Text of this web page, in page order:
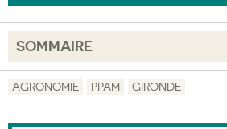
SOMMAIRE
AGRONOMIE PPAM GIRONDE